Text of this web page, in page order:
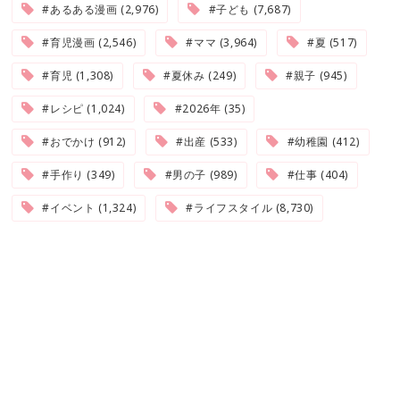
#あるある漫画 (2,976) #子ども (7,687)
#育児漫画 (2,546) #ママ (3,964) #夏 (517)
#育児 (1,308) #夏休み (249) #親子 (945)
#レシピ (1,024) #2026年 (35)
#おでかけ (912) #出産 (533) #幼稚園 (412)
#手作り (349) #男の子 (989) #仕事 (404)
#イベント (1,324) #ライフスタイル (8,730)